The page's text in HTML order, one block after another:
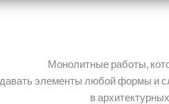
Монолитные работы,
элементы любой формы и
в